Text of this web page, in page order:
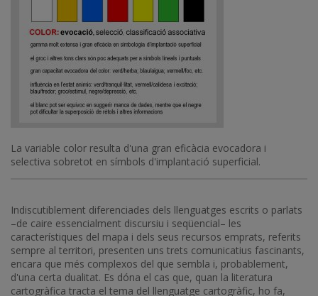
La variable color resulta d'una gran eficàcia evocadora i
selectiva sobretot en símbols d'implantació superficial.
Indiscutiblement diferenciades dels llenguatges escrits o parlats
–de caire essencialment discursiu i seqüencial– les
característiques del mapa i dels seus recursos emprats, referits
sempre al territori, presenten uns trets comunicatius fascinants,
encara que més complexos del que sembla i, probablement,
d'una certa dualitat. Es dóna el cas que, quan la literatura
cartogràfica tracta el tema del llenguatge cartogràfic, ho fa,